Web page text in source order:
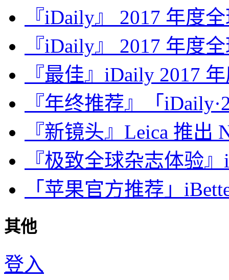
『iDaily』 2017 年度
『iDaily』 2017 年度
『最佳』iDaily 2017
『年终推荐』「
『新镜头』Leica 推出
『极致全球杂志体验
「苹果官方推荐」
其他
登入